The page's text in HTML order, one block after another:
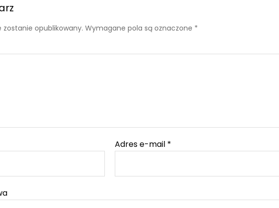
opublikowany. Wymagane pola są oznaczone *
Adres e-mail *